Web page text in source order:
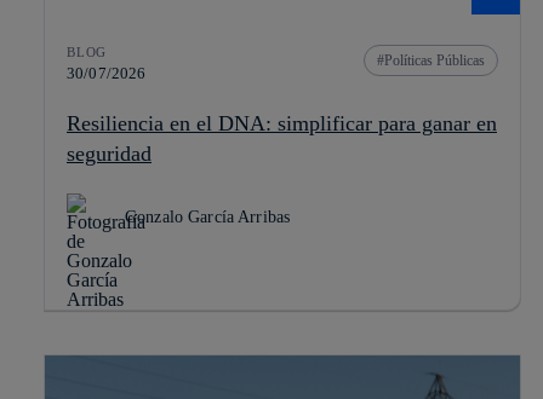
BLOG
30/07/2026
Políticas Públicas
Resiliencia en el DNA: simplificar para ganar en
seguridad
Gonzalo García Arribas